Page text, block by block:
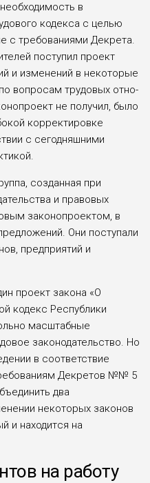
в
кодекса с целью
с требова­ниями Декрета.
поступил проект
и измене­ний в некоторые
вопросам трудовых отно­
не получил, было
корректировке
с сегодняшними
созданная при
и правовых
законо­проектом, в
Они поступали
пред­приятий и
проект закона «О
кодекс Республи­ки
масштабные
законодательство. Но
в соответствие
Декретов №№ 5
два
некоторых законов
и находит­ся на
на работу